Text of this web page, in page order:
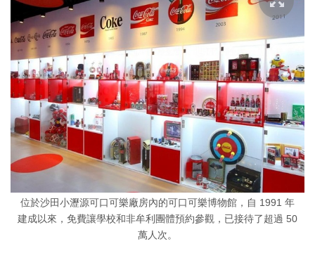
位於沙田小瀝源可口可樂廠房內的可口可樂博物館，自 1991 年
建成以來，免費讓學校和非牟利團體預約參觀，已接待了超過 50
萬人次。